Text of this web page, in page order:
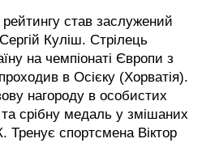
став заслужений
Куліш. Стрілець
на чемпіонаті Європи з
в Осієку (Хорватія).
нагороду в особистих
срібну медаль у змішаних
Тренує спортсмена Віктор